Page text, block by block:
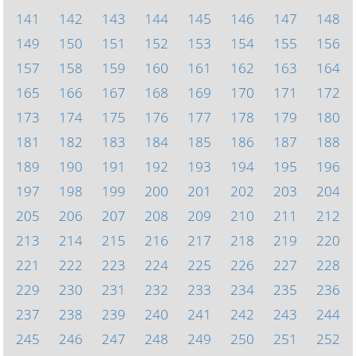
141
142 143 144 145 146 147
148
149
150 151 152 153 154 155
156
157
158 159 160 161 162 163
164
165
166 167 168 169 170 171
172
173
174 175 176 177 178 179
180
181
182 183 184 185 186 187
188
189
190 191 192 193 194 195
196
197
198 199 200 201 202 203
204
205
206 207 208 209 210 211
212
213
214 215 216 217 218 219
220
221
222 223 224 225 226 227
228
229
230 231 232 233 234 235
236
237
238 239 240 241 242 243
244
245
246 247 248 249 250 251
252